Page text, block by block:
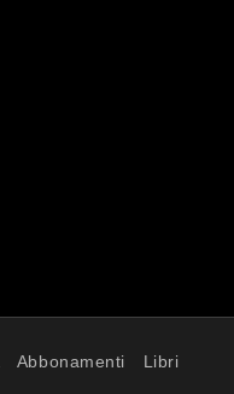
Abbonamenti Libri